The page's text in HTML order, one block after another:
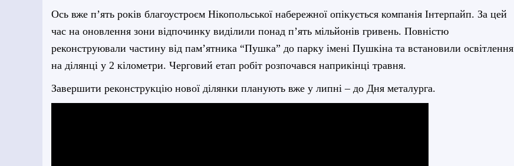
Ось вже п’ять років благоустроєм Нікопольської набережної опікується компанія Інтерпайп. За цей
час на оновлення зони відпочинку виділили понад п’ять мільйонів гривень. Повністю
реконструювали частину від пам’ятника “Пушка” до парку імені Пушкіна та встановили освітлення
на ділянці у 2 кілометри. Черговий етап робіт розпочався наприкінці травня.
Завершити реконструкцію нової ділянки планують вже у липні – до Дня металурга.